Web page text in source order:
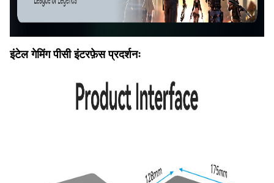
इंटेल गेमिंग पीसी इंटरफ़ेस प्रदर्शनः